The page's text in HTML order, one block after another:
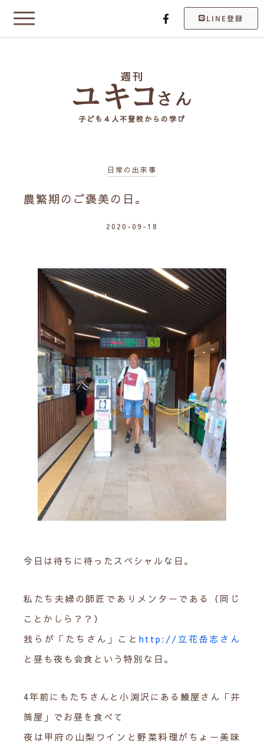
LINE登録
子ども４人不登校からの学び
日常の出来事
農繁期のご褒美の日。
2020-09-18
今日は待ちに待ったスペシャルな日。
私たち夫婦の師匠でありメンターである（同じ
ことかしら？？）
我らが「たちさん」こと http://立花岳志さん
と昼も夜も会食という特別な日。
4年前にもたちさんと小渕沢にある鰻屋さん「井
筒屋」でお昼を食べて
夜は甲府の山梨ワインと野菜料理がちょー美味